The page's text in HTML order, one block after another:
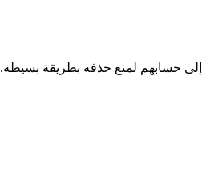
حسابهم لمنع حذفه بطريقة بسيطة.